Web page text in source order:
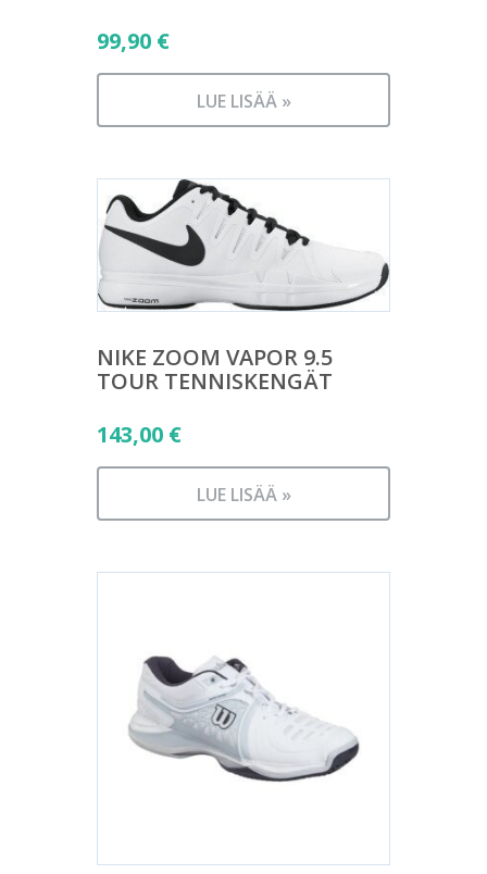
99,90 €
LUE LISÄÄ »
NIKE ZOOM VAPOR 9.5
TOUR TENNISKENGÄT
143,00 €
LUE LISÄÄ »